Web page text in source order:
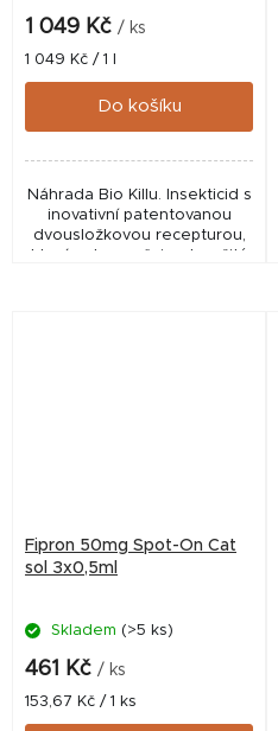
1 049 Kč / ks
Měrná
cena:
1 049 Kč / 1 l
Do košíku
Náhrada Bio Killu. Insekticid s
inovativní patentovanou
dvousložkovou recepturou,
která zabezpečuje okamžitý
Fipron 50mg Spot-On Cat
sol 3x0,5ml
Skladem (>5 ks)
461 Kč / ks
Měrná
cena:
153,67 Kč / 1 ks